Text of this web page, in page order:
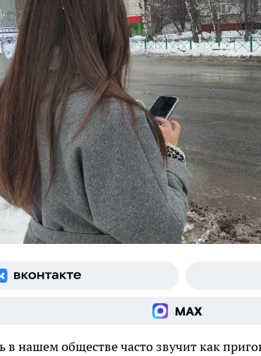
в нашем обществе часто звучит как